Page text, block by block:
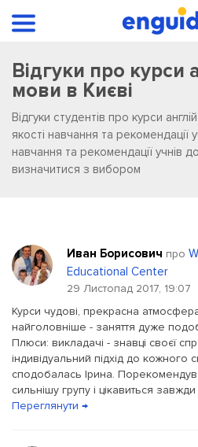
Відгуки про курси
мови в Києві
Відгуки студентів про курси
якості навчання та рекомендації
навчання та рекомендації учнів
визначитися з вибором
Иван Борисович про
Educational Center
29 Листопад 2017, 19:07
Курси чудові, прекрасна
найголовніше - заняття дуже
Плюси: викладачі - знавці своєї
індивідуальний підхід до кожного
сподобалась Ірина.
сильнішу групу і цікавиться
Переглянути →